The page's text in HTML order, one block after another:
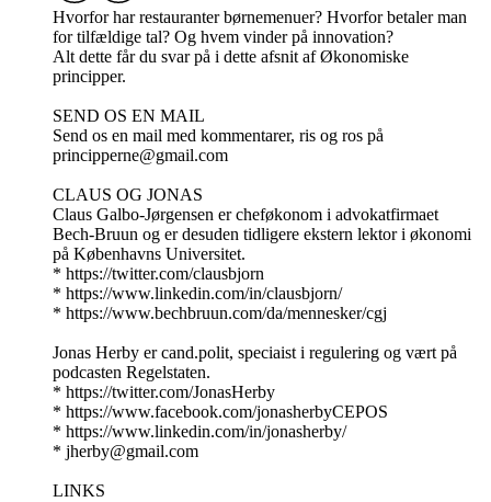
Hvorfor har restauranter børnemenuer? Hvorfor betaler man
for tilfældige tal? Og hvem vinder på innovation?
Alt dette får du svar på i dette afsnit af Økonomiske
principper.
SEND OS EN MAIL
Send os en mail med kommentarer, ris og ros på
principperne@gmail.com
CLAUS OG JONAS
Claus Galbo-Jørgensen er cheføkonom i advokatfirmaet
Bech-Bruun og er desuden tidligere ekstern lektor i økonomi
på Københavns Universitet.
* https://twitter.com/clausbjorn
* https://www.linkedin.com/in/clausbjorn/
* https://www.bechbruun.com/da/mennesker/cgj
Jonas Herby er cand.polit, speciaist i regulering og vært på
podcasten Regelstaten.
* https://twitter.com/JonasHerby
* https://www.facebook.com/jonasherbyCEPOS
* https://www.linkedin.com/in/jonasherby/
* jherby@gmail.com
LINKS